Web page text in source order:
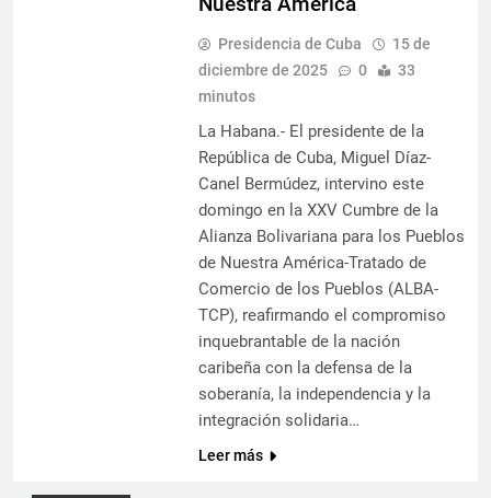
Presidencia de Cuba
15 de
diciembre de 2025
0
33
minutos
La Habana.- El presidente de la
República de Cuba, Miguel Díaz-
Canel Bermúdez, intervino este
domingo en la XXV Cumbre de la
Alianza Bolivariana para los Pueblos
de Nuestra América-Tratado de
Comercio de los Pueblos (ALBA-
TCP), reafirmando el compromiso
inquebrantable de la nación
caribeña con la defensa de la
soberanía, la independencia y la
integración solidaria…
Leer más